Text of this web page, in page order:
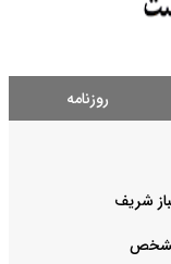
روزنامه
شریف
مشخص